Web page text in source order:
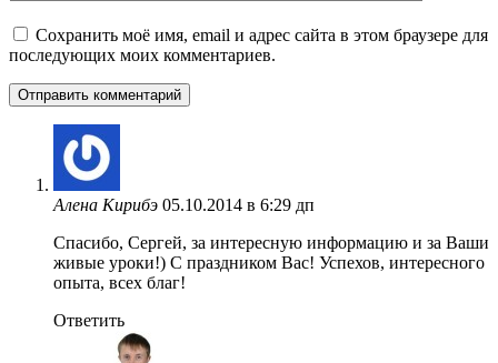
Сохранить моё имя, email и адрес сайта в этом браузере для
последующих моих комментариев.
Алена Кирибэ 05.10.2014 в 6:29 дп
Cпасибо, Сергей, за интересную информацию и за Ваши
живые уроки!) С праздником Вас! Успехов, интересного
опыта, всех благ!
Ответить